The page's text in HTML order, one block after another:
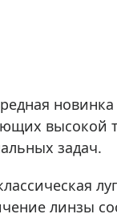
новинка
высокой
задач.
линзы